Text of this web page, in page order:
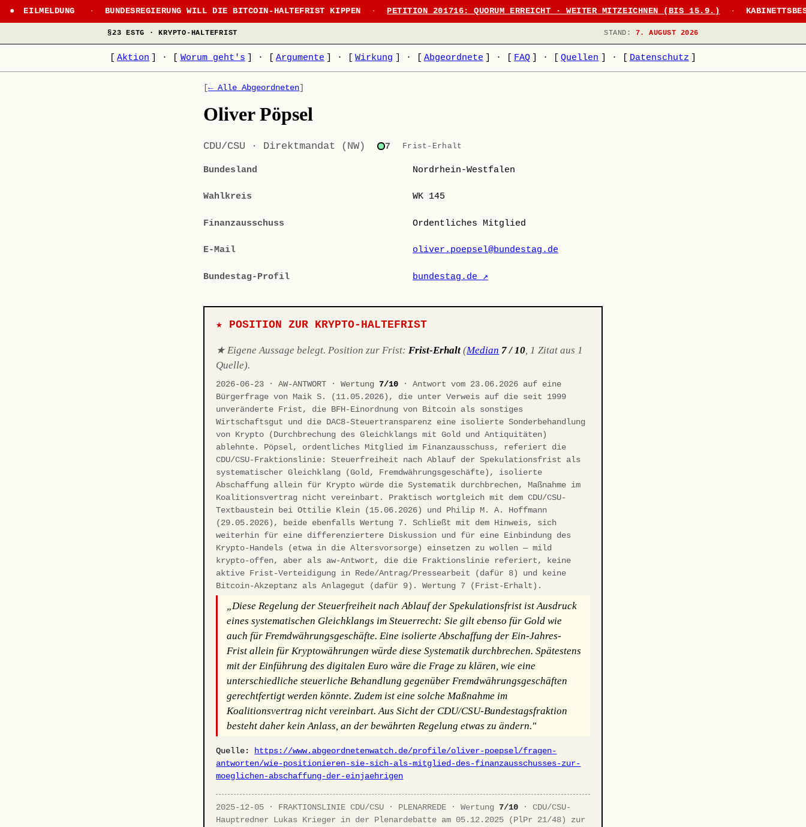
EILMELDUNG · BUNDESREGIERUNG WILL DIE BITCOIN-HALTEFRIST KIPPEN · PETITION 201716: QUORUM ERREICHT · WEITER MITZEICHNEN (BIS 15.9.) ·
§23 ESTG · KRYPTO-HALTEFRIST STAND: 7. AUGUST 2026
Aktion · Worum geht's · Argumente · Wirkung · Abgeordnete · FAQ · Quellen · Datenschutz
[← Alle Abgeordneten]
Oliver Pöpsel
CDU/CSU · Direktmandat (NW) 7 Frist-Erhalt
Bundesland Nordrhein-Westfalen
Wahlkreis WK 145
Finanzausschuss Ordentliches Mitglied
E-Mail oliver.poepsel@bundestag.de
Bundestag-Profil bundestag.de ↗
★ POSITION ZUR KRYPTO-HALTEFRIST
★ Eigene Aussage belegt. Position zur Frist: Frist-Erhalt (Median 7 / 10 , 1 Zitat aus 1
Quelle).
2026-06-23 · AW-ANTWORT · Wertung7/10 · Antwort vom 23.06.2026 auf eine
Bürgerfrage von Maik S. (11.05.2026), die unter Verweis auf die seit 1999
unveränderte Frist, die BFH-Einordnung von Bitcoin als sonstiges
Wirtschaftsgut und die DAC8-Steuertransparenz eine isolierte Sonderbehandlung
von Krypto (Durchbrechung des Gleichklangs mit Gold und Antiquitäten)
ablehnte. Pöpsel, ordentliches Mitglied im Finanzausschuss, referiert die
CDU/CSU-Fraktionslinie: Steuerfreiheit nach Ablauf der Spekulationsfrist als
systematischer Gleichklang (Gold, Fremdwährungsgeschäfte), isolierte
Abschaffung allein für Krypto würde die Systematik durchbrechen, Maßnahme im
Koalitionsvertrag nicht vereinbart. Praktisch wortgleich mit dem CDU/CSU-
Textbaustein bei Ottilie Klein (15.06.2026) und Philip M. A. Hoffmann
(29.05.2026), beide ebenfalls Wertung 7. Schließt mit dem Hinweis, sich
weiterhin für eine differenziertere Diskussion und für eine Einbindung des
Krypto-Handels (etwa in die Altersvorsorge) einsetzen zu wollen — mild
krypto-offen, aber als aw-Antwort, die die Fraktionslinie referiert, keine
aktive Frist-Verteidigung in Rede/Antrag/Pressearbeit (dafür 8) und keine
Bitcoin-Akzeptanz als Anlagegut (dafür 9). Wertung 7 (Frist-Erhalt).
„Diese Regelung der Steuerfreiheit nach Ablauf der Spekulationsfrist ist Ausdruck
eines systematischen Gleichklangs im Steuerrecht: Sie gilt ebenso für Gold wie
auch für Fremdwährungsgeschäfte. Eine isolierte Abschaffung der Ein-Jahres-
Frist allein für Kryptowährungen würde diese Systematik durchbrechen. Spätestens
mit der Einführung des digitalen Euro wäre die Frage zu klären, wie eine
unterschiedliche steuerliche Behandlung gegenüber Fremdwährungsgeschäften
gerechtfertigt werden könnte. Zudem ist eine solche Maßnahme im
Koalitionsvertrag nicht vereinbart. Aus Sicht der CDU/CSU-Bundestagsfraktion
besteht daher kein Anlass, an der bewährten Regelung etwas zu ändern."
Quelle:
https://www.abgeordnetenwatch.de/profile/oliver-poepsel/fragen-
antworten/wie-positionieren-sie-sich-als-mitglied-des-finanzausschusses-zur-
moeglichen-abschaffung-der-einjaehrigen
2025-12-05 · FRAKTIONSLINIE CDU/CSU · PLENARREDE · Wertung 7/10 · CDU/CSU-
Hauptredner Lukas Krieger in der Plenardebatte am 05.12.2025 (PlPr 21/48) zur